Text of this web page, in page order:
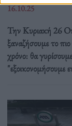
16.10.25
Την Κυριακή 26
ξαναζήσουμε το
χρόνο: θα
"εξοικονομήσουμε